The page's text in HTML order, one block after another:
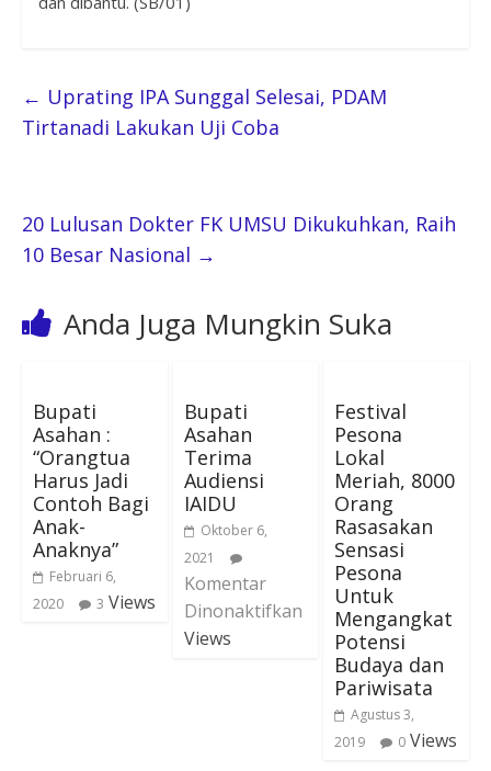
← Uprating IPA Sunggal Selesai, PDAM
Tirtanadi Lakukan Uji Coba
20 Lulusan Dokter FK UMSU Dikukuhkan, Raih
10 Besar Nasional →
Anda Juga Mungkin Suka
Bupati
Asahan :
“Orangtua
Harus Jadi
Contoh Bagi
Anak-
Anaknya”
Februari 6,
2020
3 Views
Bupati
Asahan
Terima
Audiensi
IAIDU
Oktober 6,
2021
Komentar
Dinonaktifkan
Views
Festival
Pesona
Lokal
Meriah, 8000
Orang
Rasasakan
Sensasi
Pesona
Untuk
Mengangkat
Potensi
Budaya dan
Pariwisata
Agustus 3,
2019
0 Views